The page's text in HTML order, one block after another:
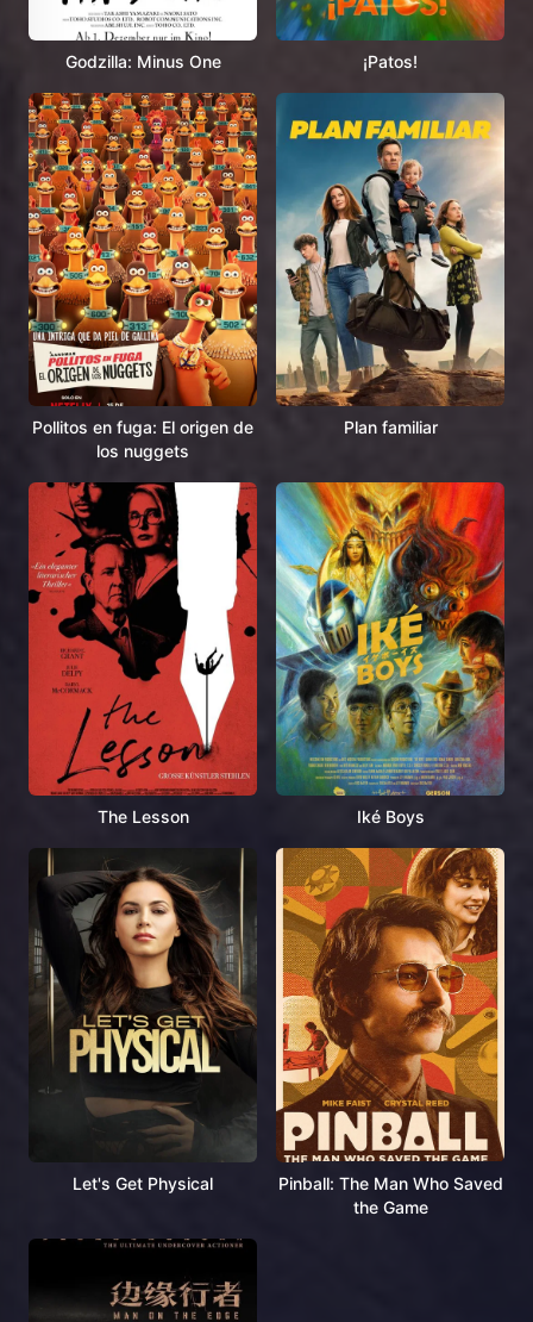
Godzilla: Minus One ¡Patos!
Pollitos en fuga: El origen de
los nuggets
Plan familiar
The Lesson Iké Boys
Let's Get Physical
Pinball: The Man Who Saved
the Game